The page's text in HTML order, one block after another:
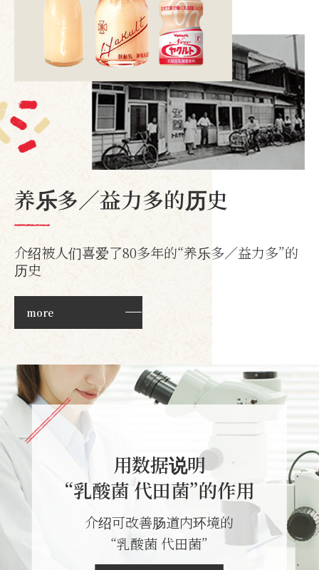
养乐多／益力多的历史
介绍被人们喜爱了80多年的“养乐多／益力多”的
历史
more
用数据说明
“乳酸菌 代田菌”的作用
介绍可改善肠道内环境的
“乳酸菌 代田菌”